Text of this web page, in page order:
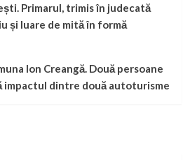
Primarul, trimis în judecată
și luare de mită în formă
Ion Creangă. Două persoane
impactul dintre două autoturisme